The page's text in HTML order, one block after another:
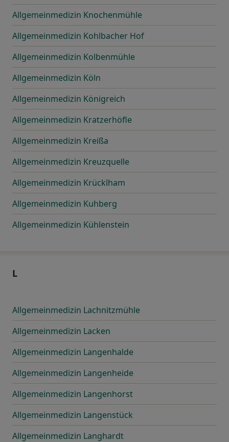
Allgemeinmedizin Knochenmühle
Allgemeinmedizin Kohlbacher Hof
Allgemeinmedizin Kolbenmühle
Allgemeinmedizin Köln
Allgemeinmedizin Königreich
Allgemeinmedizin Kratzerhöfle
Allgemeinmedizin Kreißa
Allgemeinmedizin Kreuzquelle
Allgemeinmedizin Krücklham
Allgemeinmedizin Kuhberg
Allgemeinmedizin Kühlenstein
L
Allgemeinmedizin Lachnitzmühle
Allgemeinmedizin Lacken
Allgemeinmedizin Langenhalde
Allgemeinmedizin Langenheide
Allgemeinmedizin Langenhorst
Allgemeinmedizin Langenstück
Allgemeinmedizin Langhardt